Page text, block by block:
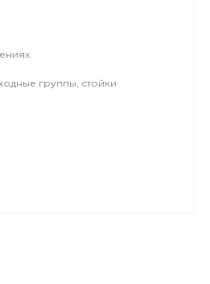
группы, стойки